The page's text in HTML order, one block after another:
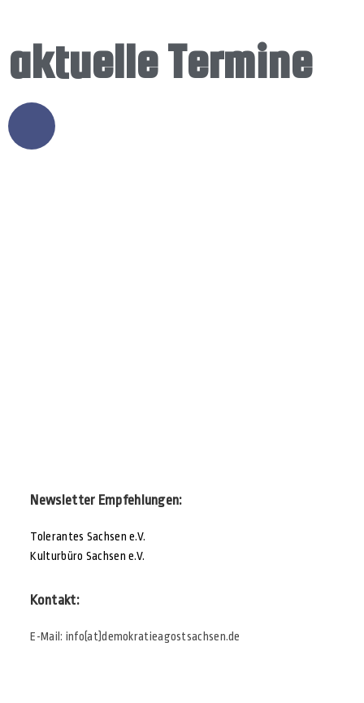
aktuelle Termine
Newsletter Empfehlungen:
Tolerantes Sachsen e.V.
Kulturbüro Sachsen e.V.
Kontakt:
E-Mail: info(at)demokratieagostsachsen.de